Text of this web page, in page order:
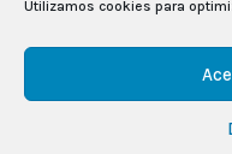
Utilizamos cookies para